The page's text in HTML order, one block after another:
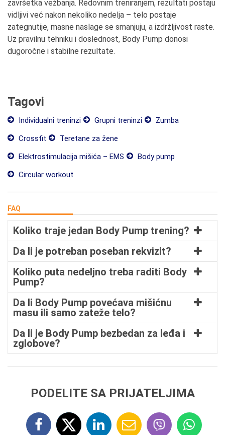
završetka vežbanja. Redovnim treniranjem, rezultati postaju
vidljivi već nakon nekoliko nedelja – telo postaje
zategnutije, masne naslage se smanjuju, a izdržljivost raste.
Uz pravilnu tehniku i doslednost, Body Pump donosi
dugoročne i stabilne rezultate.
Tagovi
Individualni treninzi Grupni treninzi
Zumba
Crossfit
Teretane za žene
Elektrostimulacija mišića – EMS
Body pump
Circular workout
FAQ
Koliko traje jedan Body Pump trening?
Da li je potreban poseban rekvizit?
Koliko puta nedeljno treba raditi Body
Pump?
Da li Body Pump povećava mišićnu
masu ili samo zateže telo?
Da li je Body Pump bezbedan za leđa i
zglobove?
PODELITE SA PRIJATELJIMA